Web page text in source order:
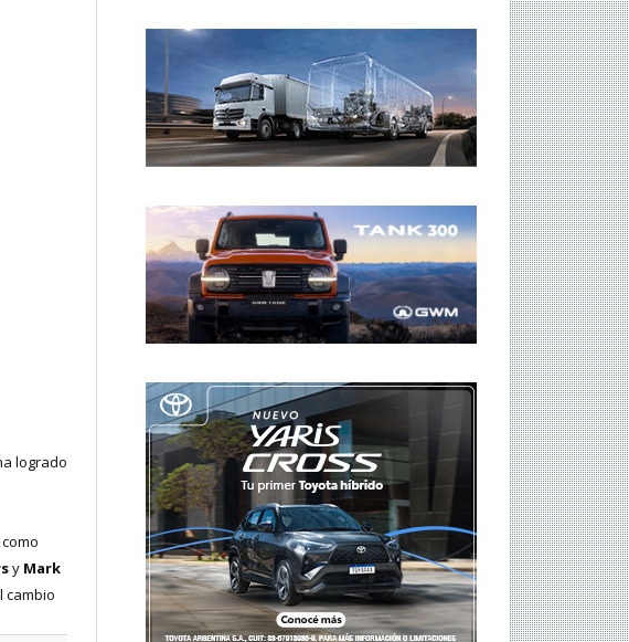
logrado
y Mark
cambio